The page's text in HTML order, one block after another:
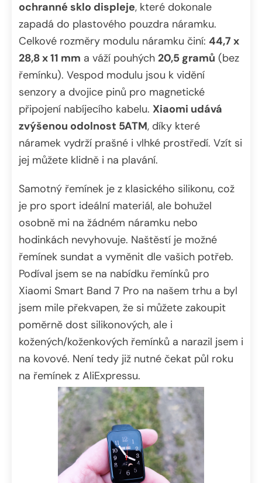
ochranné sklo displeje, které dokonale
zapadá do plastového pouzdra náramku.
Celkové rozměry modulu náramku činí: 44,7 x
28,8 x 11 mm a váží pouhých 20,5 gramů (bez
řemínku). Vespod modulu jsou k vidění
senzory a dvojice pinů pro magnetické
připojení nabíjecího kabelu. Xiaomi udává
zvýšenou odolnost 5ATM, díky které
náramek vydrží prašné i vlhké prostředí. Vzít si
jej můžete klidně i na plavání.
Samotný řemínek je z klasického silikonu, což
je pro sport ideální materiál, ale bohužel
osobně mi na žádném náramku nebo
hodinkách nevyhovuje. Naštěstí je možné
řemínek sundat a vyměnit dle vašich potřeb.
Podíval jsem se na nabídku řemínků pro
Xiaomi Smart Band 7 Pro na našem trhu a byl
jsem mile překvapen, že si můžete zakoupit
poměrně dost silikonových, ale i
kožených/koženkových řemínků a narazil jsem i
na kovové. Není tedy již nutné čekat půl roku
na řemínek z AliExpressu.